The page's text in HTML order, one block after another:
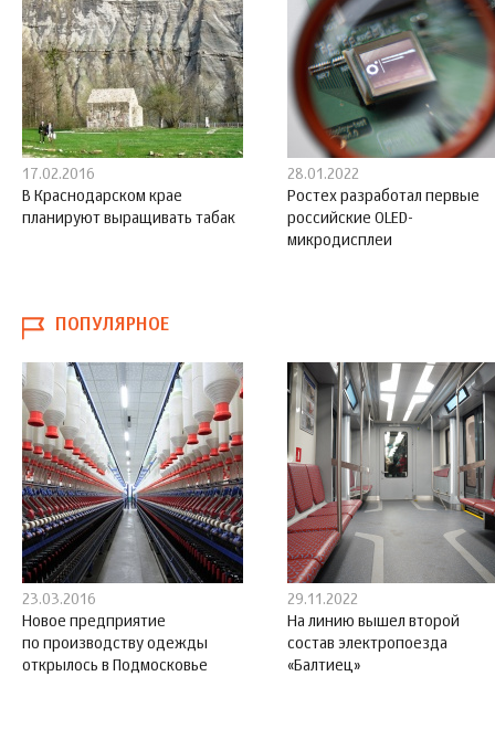
17.02.2016
В Краснодарском крае
планируют выращивать табак
28.01.2022
Ростех разработал первые
российские OLED-
микродисплеи
ПОПУЛЯРНОЕ
23.03.2016
Новое предприятие
по производству одежды
открылось в Подмосковье
29.11.2022
На линию вышел второй
состав электропоезда
«Балтиец»